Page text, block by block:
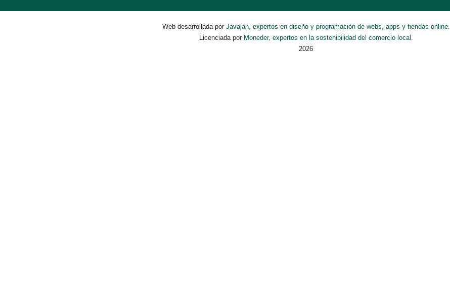
Web desarrollada por Javajan, expertos en diseño y programación de webs, apps y tiendas online.
Licenciada por Moneder, expertos en la sostenibilidad del comercio local.
2026